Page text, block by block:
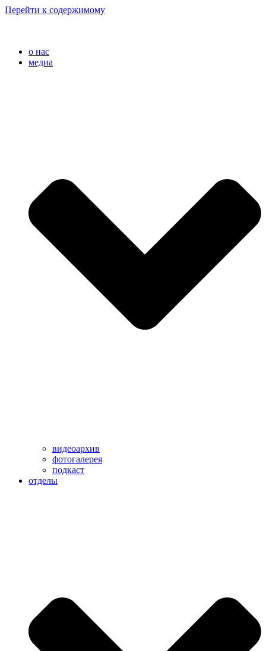
Перейти к содержимому
o нас
медиа
видеоархив
фотогалерея
подкаст
отделы